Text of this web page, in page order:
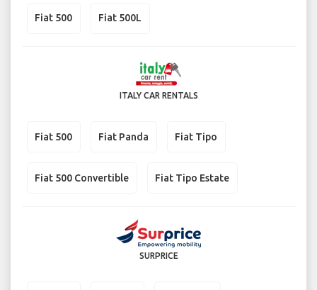
Fiat 500 Fiat 500L
ITALY CAR RENTALS
Fiat 500 Fiat Panda Fiat Tipo
Fiat 500 Convertible Fiat Tipo Estate
SURPRICE